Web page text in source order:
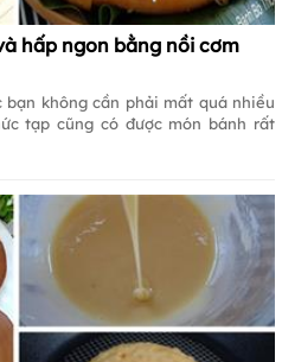
hấp ngon bằng nồi cơm
bạn không cần phải mất quá nhiều
tạp cũng có được món bánh rất